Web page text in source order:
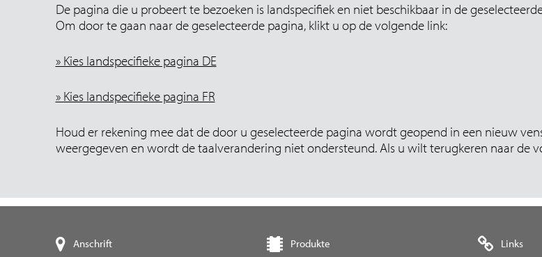
De pagina die u probeert te bezoeken is landspecifiek en niet beschikbaar in de
Om door te gaan naar de geselecteerde pagina, klikt u op de volgende link:
» Kies landspecifieke pagina DE
» Kies landspecifieke pagina FR
Houd er rekening mee dat de door u geselecteerde pagina wordt geopend in een nieuw
weergegeven en wordt de taalverandering niet ondersteund. Als u wilt terugkeren naar de
Anschrift Produkte Links